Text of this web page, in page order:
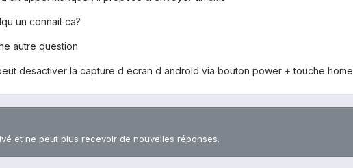
un connait ca?
autre question
desactiver la capture d ecran d android via bouton power + touche home
et ne peut plus recevoir de nouvelles réponses.